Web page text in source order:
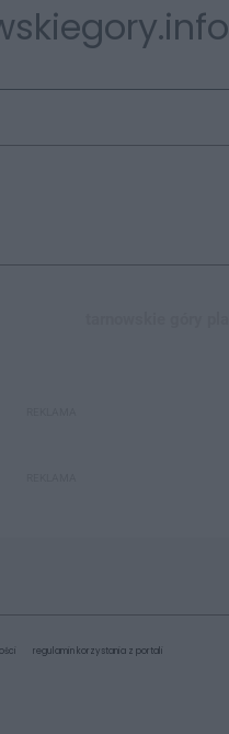
regulamin korzystania z portali